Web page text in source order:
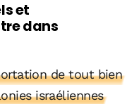
et
dans
de tout bien
israéliennes